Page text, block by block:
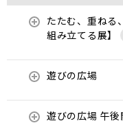
たたむ、重ねる
組み立てる展】
遊びの広場
遊びの広場 午